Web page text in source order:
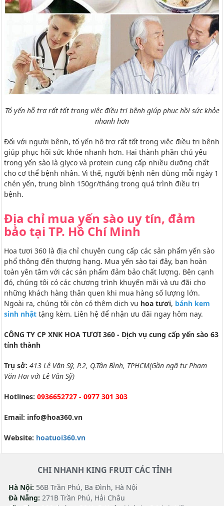
Tổ yến hỗ trợ rất tốt trong việc điều trị bệnh giúp phục hồi sức khỏe
nhanh hơn
Đối với người bênh, tổ yến hỗ trợ rất tốt trong việc điều trị bệnh
giúp phục hồi sức khỏe nhanh hơn. Hai thành phần chủ yếu
trong yến sào là glyco và protein cung cấp nhiều dưỡng chất
cho cơ thể bệnh nhân. Vì thế, người bệnh nên dùng mỗi ngày 1
chén yến, trung bình 150gr/tháng trong quá trình điều trị
bệnh.
Địa chỉ mua yến sào uy tín, đảm
bảo tại TP. Hồ Chí Minh
Hoa tươi 360 là địa chỉ chuyên cung cấp các sản phẩm yến sào
phổ thông đến thượng hạng. Mua yến sào tại đây, bạn hoàn
toàn yên tâm với các sản phẩm đảm bảo chất lượng. Bên cạnh
đó, chúng tôi có các chương trình khuyến mãi và ưu đãi cho
những khách hàng thân quen khi mua hàng số lượng lớn.
Ngoài ra, chúng tôi còn có thêm dịch vụ hoa tươi, bánh kem
sinh nhật tặng kèm. Liên hệ để nhận ưu đãi ngay hôm nay.
CÔNG TY CP XNK HOA TƯƠI 360 - Dịch vụ cung cấp yến sào 63
tỉnh thành
Trụ sở: 413 Lê Văn Sỹ, P.2, Q.Tân Bình, TPHCM(Gần ngã tư Phạm
Văn Hai với Lê Văn Sỹ)
Hotlines: 0936652727 - 0977 301 303
Email: info@hoa360.vn
Website: hoatuoi360.vn
CHI NHANH KING FRUIT CÁC TỈNH
Hà Nội: 56B Trần Phú, Ba Đình, Hà Nội
Đà Nẵng: 271B Trần Phú, Hải Châu